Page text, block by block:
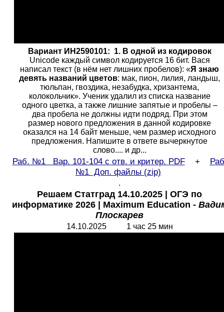
Вариант ИН2590101: 1. В одной из кодировок
Unicode каждый символ кодируется 16 бит. Вася
написал текст (в нём нет лишних пробелов): «Я знаю
девять названий цветов: мак, пион, лилия, ландыш,
тюльпан, гвоздика, незабудка, хризантема,
колокольчик». Ученик удалил из списка название
одного цветка, а также лишние запятые и пробелы –
два пробела не должны идти подряд. При этом
размер нового предложения в данной кодировке
оказался на 14 байт меньше, чем размер исходного
предложения. Напишите в ответе вычеркнутое
слово.... и др...
Раб. №1 Вар. 101-104 с отв. и критер. PDF +
№1 Доп. файлы (zip)
.
Решаем Статград 14.10.2025 | ОГЭ по
информатике 2026 | Maximum Education -
Плоскарев
14.10.2025 1 час 25 мин